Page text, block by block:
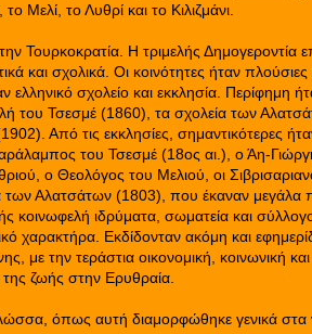
Μελί, το Λυθρί και το Κιλιζμάνι.
Τουρκοκρατία. Η τριμελής Δημογεροντία
και σχολικά. Οι κοινότητες ήταν
ελληνικό σχολείο και εκκλησία. Περίφημη
του Τσεσμέ (1860), τα σχολεία των
Από τις εκκλησίες, σημαντικότερες
του Τσεσμέ (18ος αι.), ο Άη-
ο Θεολόγος του Μελιού, οι
των Αλατσάτων (1803), που έκαναν μεγάλα
ιδρύματα, σωματεία και
χαρακτήρα. Εκδίδονταν ακόμη και
με την τεράστια οικονομική, κοινωνική και
ζωής στην Ερυθραία.
όπως αυτή διαμορφώθηκε γενικά στα